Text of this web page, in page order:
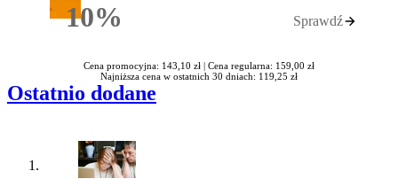
10%Rabatu Sprawdź
Cena promocyjna: 143,10 zł | Cena regularna: 159,00 zł
Najniższa cena w ostatnich 30 dniach: 119,25 zł
Ostatnio dodane